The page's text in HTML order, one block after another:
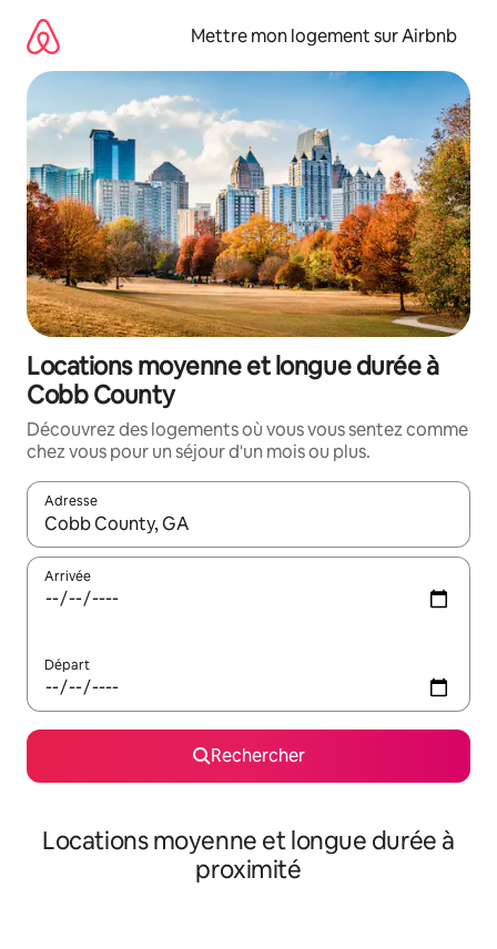
directement
contenu
Mettre mon logement sur Airbnb
Locations moyenne et longue durée à
Cobb County
Découvrez des logements où vous vous sentez comme
chez vous pour un séjour d'un mois ou plus.
Adresse
Lorsque les résultats s'affichent, utilisez les flèches vers le
Arrivée
Départ
Rechercher
Locations moyenne et longue durée à
proximité